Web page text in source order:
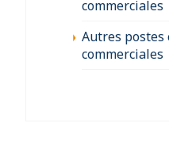
commerciales
Autres postes
commerciales